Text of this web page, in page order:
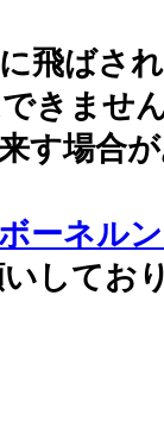
飛ばさ
きませ
す場合
ーネル
してお